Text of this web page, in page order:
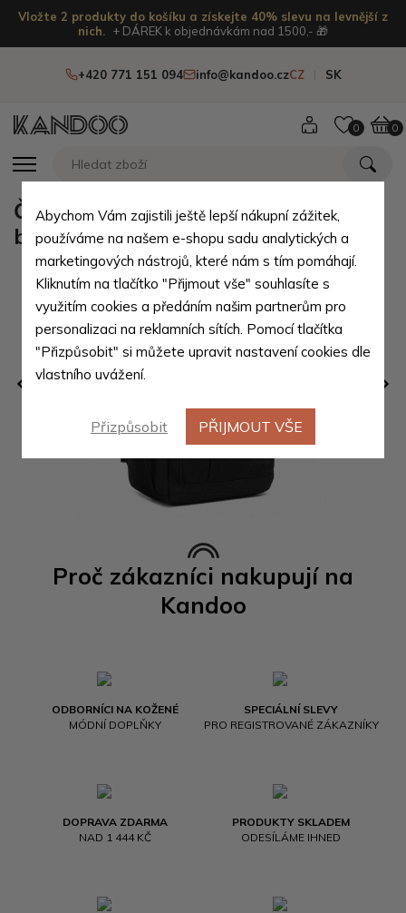
Vložte 2 produkty do košíku a získejte 40% slevu na levnější z
nich.
+ DÁREK k objednávkám nad 1500,- 🎁
+420 771 151 094 info@kandoo.czCZ SK
0 0
Proč zákazníci nakupují na
Kandoo
ODBORNÍCI NA KOŽENÉ
MÓDNÍ DOPLŇKY
SPECIÁLNÍ SLEVY
PRO REGISTROVANÉ ZÁKAZNÍKY
DOPRAVA ZDARMA
NAD 1 444 KČ
PRODUKTY SKLADEM
ODESÍLÁME IHNED
Černý moderní vícekomorový
batoh s USB portem Rousskin
Abychom Vám zajistili ještě lepší nákupní zážitek,
používáme na našem e-shopu sadu analytických a
marketingových nástrojů, které nám s tím pomáhají.
Kliknutím na tlačítko "Přijmout vše" souhlasíte s
využitím cookies a předáním našim partnerům pro
personalizaci na reklamních sítích. Pomocí tlačítka
"Přizpůsobit" si můžete upravit nastavení cookies dle
vlastního uvážení.
Přizpůsobit PŘIJMOUT VŠE